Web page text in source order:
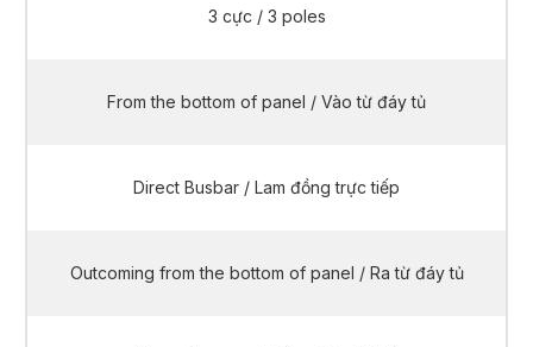
3 cực / 3 poles
From the bottom of panel / Vào từ đáy tủ
Direct Busbar / Lam đồng trực tiếp
Outcoming from the bottom of panel / Ra từ đáy tủ